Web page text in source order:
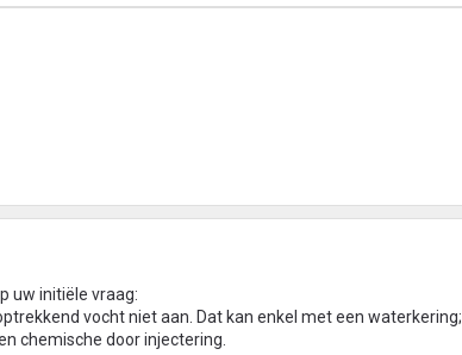
uw initiële vraag:
vocht niet aan. Dat kan enkel met een
chemische door injectering.